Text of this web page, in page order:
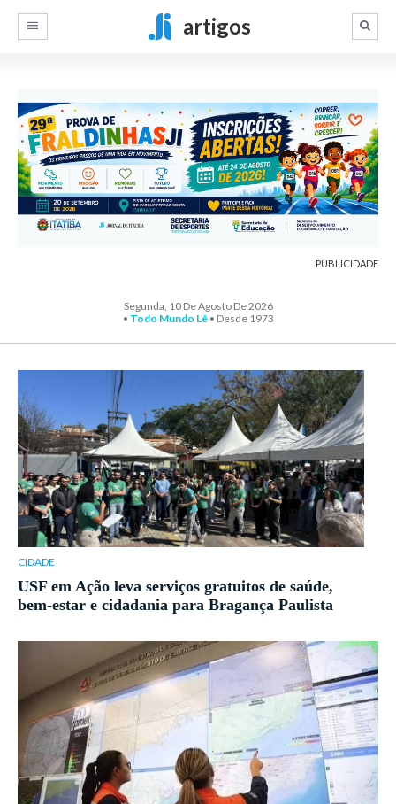
artigos
PUBLICIDADE
Segunda, 10 De Agosto De 2026
• Todo Mundo Lê• Desde 1973
CIDADE
USF em Ação leva serviços gratuitos de saúde,
bem-estar e cidadania para Bragança Paulista